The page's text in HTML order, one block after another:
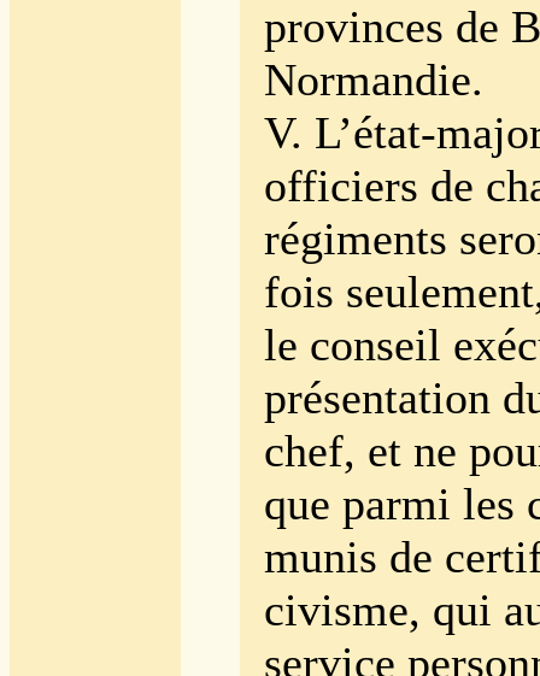
provinces de
Normandie.
V. L’état-
officiers de
régiments
fois
le conseil
présentation
chef, et ne
que parmi les
munis de
civisme, qui
service